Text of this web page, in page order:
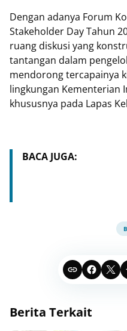
Dengan adanya Forum
Stakeholder Day Tahun
ruang diskusi yang
tantangan dalam
mendorong tercapainya
lingkungan Kementerian
khususnya pada Lapas
BACA JUGA:
Berita Terkait